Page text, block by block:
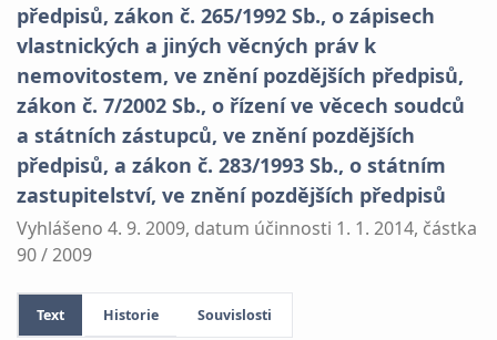
předpisů, zákon č. 265/1992 Sb., o zápisech
vlastnických a jiných věcných práv k
nemovitostem, ve znění pozdějších předpisů,
zákon č. 7/2002 Sb., o řízení ve věcech soudců
a státních zástupců, ve znění pozdějších
předpisů, a zákon č. 283/1993 Sb., o státním
zastupitelství, ve znění pozdějších předpisů
Vyhlášeno 4. 9. 2009, datum účinnosti 1. 1. 2014, částka
90 / 2009
Text Historie Souvislosti